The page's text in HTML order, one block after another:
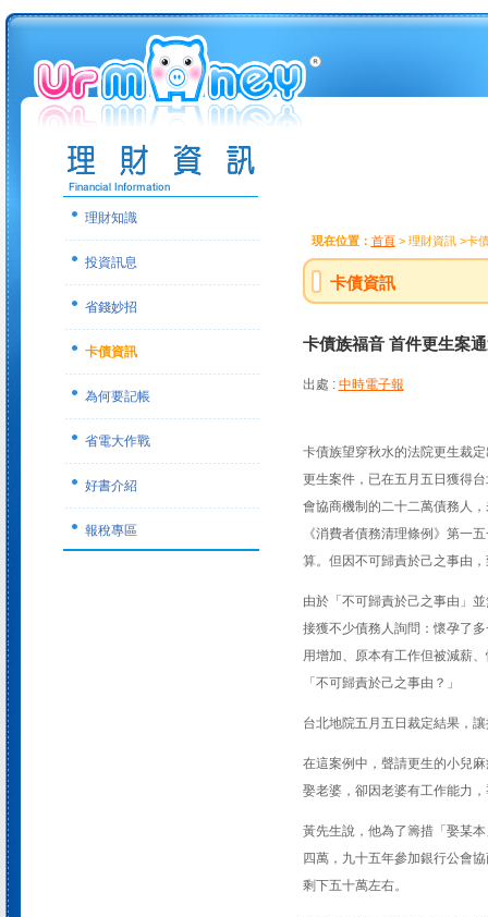
理財知識
投資訊息
省錢妙招
卡債資訊
為何要記帳
省電大作戰
好書介紹
報稅專區
現在位置： 首頁> 理財資訊 >卡
卡債資訊
卡債族福音 首件更生案
出處 : 中時電子報
卡債族望穿秋水的法院更生裁
更生案件，已在五月五日獲得
會協商機制的二十二萬債務人
《消費者債務清理條例》第一
算。但因不可歸責於己之事由
由於「不可歸責於己之事由」
接獲不少債務人詢問：懷孕了
用增加、原本有工作但被減薪
「不可歸責於己之事由？」
台北地院五月五日裁定結果，
在這案例中，聲請更生的小兒
娶老婆，卻因老婆有工作能力
黃先生說，他為了籌措「娶某
四萬，九十五年參加銀行公會
剩下五十萬左右。